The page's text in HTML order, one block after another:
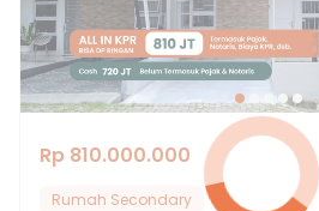
Rp 810.000.000
Rumah Secondary